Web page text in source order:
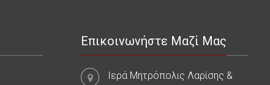
Επικοινωνήστε Μαζί Μας
Ιερά Μητρόπολις Λαρίσης &